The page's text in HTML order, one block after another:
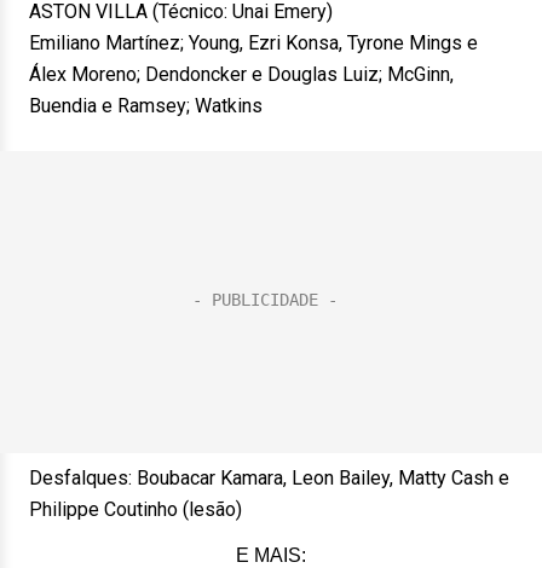
ASTON VILLA (Técnico: Unai Emery)
Emiliano Martínez; Young, Ezri Konsa, Tyrone Mings e
Álex Moreno; Dendoncker e Douglas Luiz; McGinn,
Buendia e Ramsey; Watkins
Desfalques: Boubacar Kamara, Leon Bailey, Matty Cash e
Philippe Coutinho (lesão)
E MAIS: